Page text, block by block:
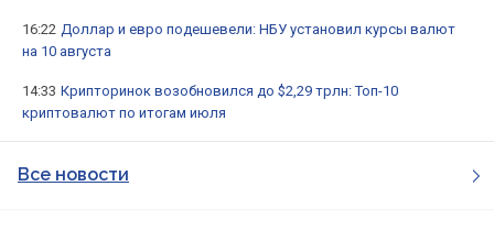
16:22 Доллар и евро подешевели: НБУ установил курсы валют
на 10 августа
14:33 Крипторинок возобновился до $2,29 трлн: Топ-10
криптовалют по итогам июля
Все новости